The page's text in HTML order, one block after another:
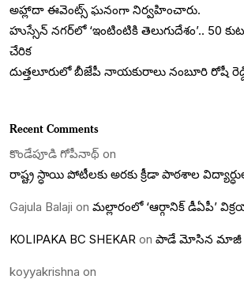
అహ్లాదా ఈవెంట్స్ ఘనంగా నిర్వహించారు.
హుస్సేన్ నగర్‌లో ‘ఇంటింటికి తెలుగుదేశం’.. 50
చేరిక
దుత్తలూరులో బీజేపీ నాయకురాలు నంబూరి రోషీ
Recent Comments
కొండేపూడి గోపీనాథ్ on
రాష్ట్ర స్ధాయి పోటీలకు అరకు క్రీడా పాఠశాల
Gajula Balaji on మల్లారంలో ‘ఆర్గానిక్ డీఏపీ’
KOLIPAKA BC SHEKAR on పాడే మోసిన మాజీ
koyyakrishna on